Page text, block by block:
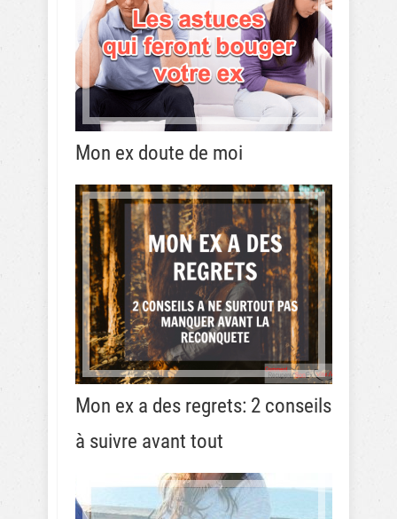
Mon ex doute de moi
Mon ex a des regrets: 2 conseils
à suivre avant tout